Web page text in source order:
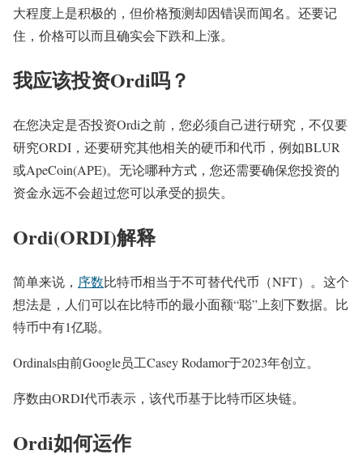
大程度上是积极的，但价格预测却因错误而闻名。还要记
住，价格可以而且确实会下跌和上涨。
我应该投资Ordi吗？
在您决定是否投资Ordi之前，您必须自己进行研究，不仅要
研究ORDI，还要研究其他相关的硬币和代币，例如BLUR
或ApeCoin(APE)。无论哪种方式，您还需要确保您投资的
资金永远不会超过您可以承受的损失。
Ordi(ORDI)解释
简单来说， 序数比特币相当于不可替代代币（NFT）。这个
想法是，人们可以在比特币的最小面额“聪”上刻下数据。比
特币中有1亿聪。
Ordinals由前Google员工Casey Rodamor于2023年创立。
序数由ORDI代币表示，该代币基于比特币区块链。
Ordi如何运作